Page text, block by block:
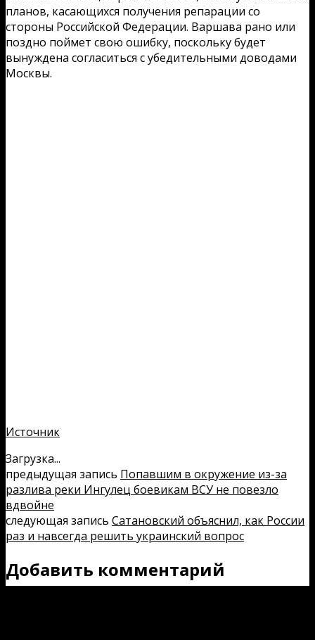
планов, касающихся получения репарации со
стороны Российской Федерации. Варшава рано или
поздно поймет свою ошибку, поскольку будет
вынуждена согласиться с убедительными доводами
Москвы.
Источник
Загрузка...
предыдущая запись Попавшим в окружение из-за
разлива реки Ингулец боевикам ВСУ не повезло
вдвойне
следующая запись Сатановский объяснил, как России
раз и навсегда решить украинский вопрос
Добавить комментарий